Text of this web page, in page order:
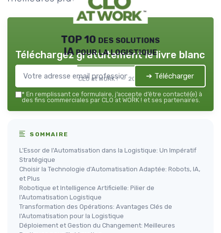
TOP 10 des solutions
IA pour la logistique
CLO at WORK ! — 2026
Téléchargez gratuitement le livre blanc
➔ Télécharger
* En remplissant ce formulaire, j’accepte d’être contacté(e) à
des fins commerciales par CLO at WORK ! et ses partenaires.
SOMMAIRE
L'Essor de l'Automatisation dans la Logistique: Un Impératif
Stratégique
Choisir la Technologie d'Automatisation Adaptée: Robots, IA,
et Plus
Robotique et Intelligence Artificielle: Pilier de
l'Automatisation Logistique
Transformation des Opérations: Avantages Clés de
l'Automatisation pour la Logistique
Déploiement et Gestion du Changement: Meilleures